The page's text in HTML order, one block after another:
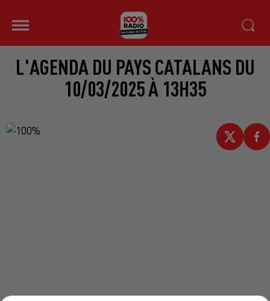
L'AGENDA DU PAYS CATALANS DU
10/03/2025 À 13H35